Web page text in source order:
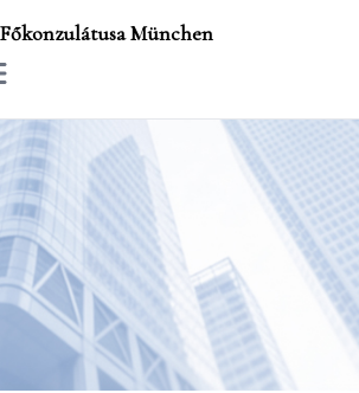
München
main menu